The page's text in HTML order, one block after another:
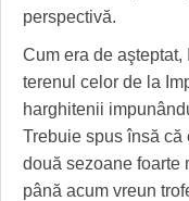
ZÂMBETE AMARE
GRĂDINA TAICII
ZIARISTU’ DE
CU OIŞTEA-N
CULTURA
CRONICĂ DE FILM
UNDE MERGEM
FILME
MAI MULTE
ACCIDENTE
ANUNŢURI
INFO SI UTILE
perspectivă.
Cum era de
terenul celor de la
harghitenii
Trebuie spus însă
două sezoane foarte
până acum vreun